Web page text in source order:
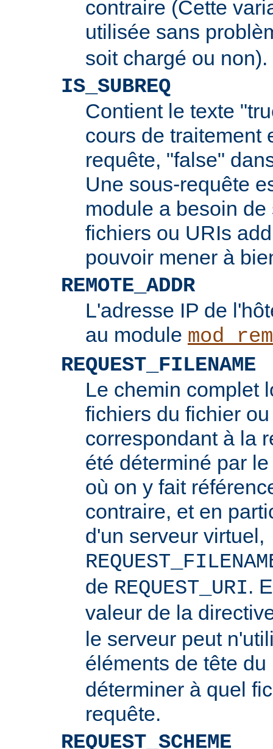
contraire (Cette
utilisée sans
soit chargé ou non).
IS_SUBREQ
Contient le texte
cours de traitement
requête, "false"
Une sous-requête
module a besoin
fichiers ou URIs
pouvoir mener à
REMOTE_ADDR
L'adresse IP de
au module
REQUEST_FILENAME
Le chemin complet
fichiers du fichier
correspondant à la
été déterminé par
où on y fait
contraire, et en
d'un serveur virtuel,
de REQUEST_URI.
valeur de la
le serveur peut
éléments de tête du
déterminer à quel
requête.
REQUEST_SCHEME